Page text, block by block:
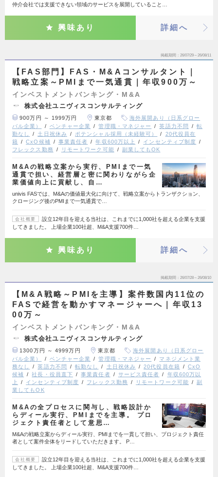
仲介会社では支援できない領域のサービスを展開していること…
興味あり 詳細へ
掲載期間 26/07/29～26/08/11
【FAS部門】FAS・M&Aコンサルタント｜
戦略立案～PMIまで一気通貫｜年収900万～
インベストメントバンキング・M&A
株式会社ユニヴィスコンサルティング
900万円 ～ 1999万円 東京都
海外展開あり（日系グロー
バル企業）
ベンチャー企業 管理職・マネジャー 英語力不問
転
勤なし
土日祝休み ポテンシャル採用（未経験可）
20代役員在
籍
CxO候補 事業責任者 年収600万以上
インセンティブ制度
フレックス勤務
リモートワーク可能 副業してもOK
M&Aの戦略立案から実行、PMIまで一気
通貫で担い、経営層と密に関わりながら企
業価値向上に貢献し、自…
univis FASでは、M&Aの価値最大化に向けて、戦略立案からトランザクション、
クロージング後のPMIまで一気通貫で…
会社概要
設立12年目を迎える当社は、これまでに1,000社を超える企業を支援
してきました。 上場企業100社超、M&A支援700件…
興味あり 詳細へ
掲載期間 26/07/28～26/08/10
【M&A戦略～PMIを主導】案件数国内11位の
FASで経営を動かすマネージャーへ｜年収13
00万～
インベストメントバンキング・M&A
株式会社ユニヴィスコンサルティング
1300万円 ～ 4999万円 東京都
海外展開あり（日系グロー
バル企業）
ベンチャー企業 管理職・マネジャー
マネジメント業
務なし
英語力不問 転勤なし 土日祝休み 20代役員在籍
CxO
候補
社長・役員直下 事業責任者 サービス責任者
年収600万以
上
インセンティブ制度 フレックス勤務 リモートワーク可能
副
業してもOK
M&Aの全プロセスに関与し、戦略設計か
らディール実行、PMIまでを主導。 プロ
ジェクト責任者として意思…
M&Aの戦略立案からディール実行、PMIまでを一貫して担い、プロジェクト責任
者として案件全体をリードしていただきます。 P…
会社概要
設立12年目を迎える当社は、これまでに1,000社を超える企業を支援
してきました。 上場企業100社超、M&A支援700件…